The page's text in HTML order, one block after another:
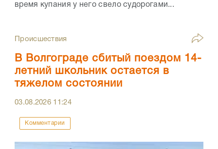
время купания у него свело судорогами...
Происшествия
В Волгограде сбитый поездом 14-
летний школьник остается в
тяжелом состоянии
03.08.2026 11:24
Комментарии